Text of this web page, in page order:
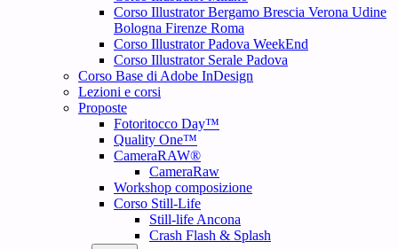
Corso Illustrator Bergamo Brescia Verona Udine
Bologna Firenze Roma
Corso Illustrator Padova WeekEnd
Corso Illustrator Serale Padova
Corso Base di Adobe InDesign
Lezioni e corsi
Proposte
Fotoritocco Day™
Quality One™
CameraRAW®
CameraRaw
Workshop composizione
Corso Still-Life
Still-life Ancona
Crash Flash & Splash